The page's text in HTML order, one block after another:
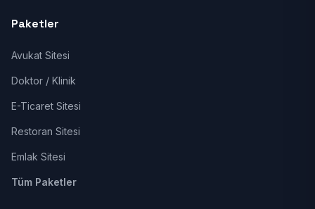
Paketler
Avukat Sitesi
Doktor / Klinik
E-Ticaret Sitesi
Restoran Sitesi
Emlak Sitesi
Tüm Paketler